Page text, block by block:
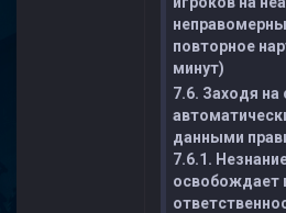
повторное
минут)
7.6. Заходя на
данными
7.6.1.
освобождает